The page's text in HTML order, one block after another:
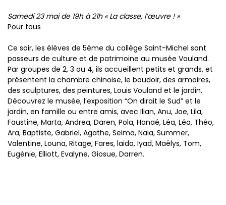
Samedi 23 mai de 19h à 21h « La classe, l’œuvre ! »
Pour tous
Ce soir, les élèves de 5ème du collège Saint-Michel sont
passeurs de culture et de patrimoine au musée Vouland.
Par groupes de 2, 3 ou 4, ils accueillent petits et grands, et
présentent la chambre chinoise, le boudoir, des armoires,
des sculptures, des peintures, Louis Vouland et le jardin.
Découvrez le musée, l’exposition “On dirait le Sud” et le
jardin, en famille ou entre amis, avec Ilian, Anu, Joe, Lila,
Faustine, Marta, Andrea, Daren, Pola, Hanaé, Léa, Léa, Théo,
Ara, Baptiste, Gabriel, Agathe, Selma, Naïa, Summer,
Valentine, Louna, Ritage, Fares, laida, Iyad, Maëlys, Tom,
Eugénie, Elliott, Evalyne, Giosue, Darren.